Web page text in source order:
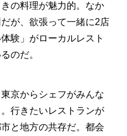
の料理が魅力的。なか
が、欲張って一緒に2店
験」がローカルレスト
るのだ。
京からシェフがみんな
行きたいレストランが
と地方の共存だ。都会